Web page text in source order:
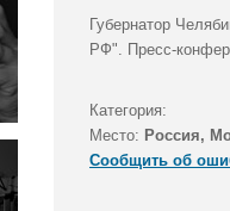
Губернатор
РФ". Пресс-
Категория:
Место: Россия,
Сообщить об